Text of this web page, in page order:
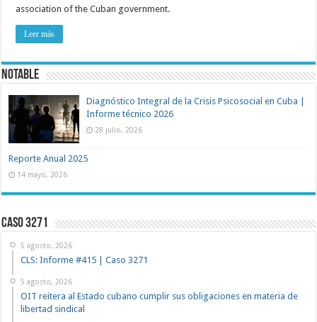
association of the Cuban government.
Leer más
NOTABLE
Diagnóstico Integral de la Crisis Psicosocial en Cuba |
Informe técnico 2026
28 julio, 2026
Reporte Anual 2025
14 mayo, 2026
Caso 3271
5 agosto, 2026
CLS: Informe #415 | Caso 3271
5 agosto, 2026
OIT reitera al Estado cubano cumplir sus obligaciones en materia de
libertad sindical